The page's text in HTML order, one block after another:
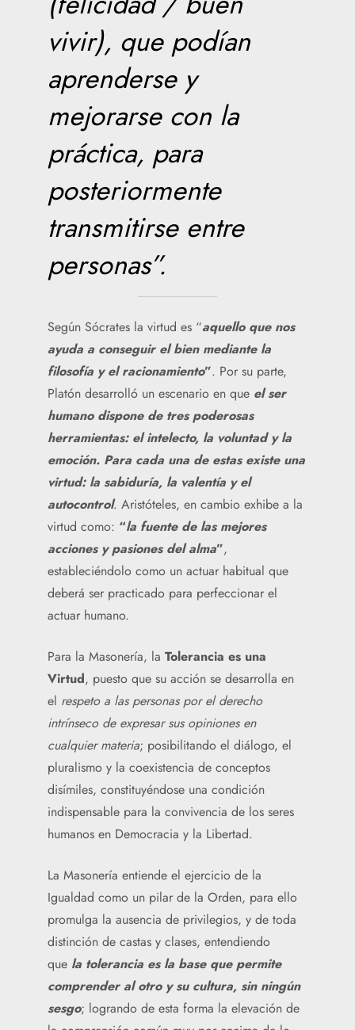
vivir), que podían
aprenderse y
mejorarse con la
práctica, para
posteriormente
transmitirse entre
personas”.
Según Sócrates la virtud es “aquello que nos
ayuda a conseguir el bien mediante la
filosofía y el racionamiento”. Por su parte,
Platón desarrolló un escenario en que el ser
humano dispone de tres poderosas
herramientas: el intelecto, la voluntad y la
emoción. Para cada una de estas existe una
virtud: la sabiduría, la valentía y el
autocontrol. Aristóteles, en cambio exhibe a la
virtud como: “la fuente de las mejores
acciones y pasiones del alma”,
estableciéndolo como un actuar habitual que
deberá ser practicado para perfeccionar el
actuar humano.
Para la Masonería, la Tolerancia es una
Virtud, puesto que su acción se desarrolla en
el respeto a las personas por el derecho
intrínseco de expresar sus opiniones en
cualquier materia; posibilitando el diálogo, el
pluralismo y la coexistencia de conceptos
disímiles, constituyéndose una condición
indispensable para la convivencia de los seres
humanos en Democracia y la Libertad.
La Masonería entiende el ejercicio de la
Igualdad como un pilar de la Orden, para ello
promulga la ausencia de privilegios, y de toda
distinción de castas y clases, entendiendo
que la tolerancia es la base que permite
comprender al otro y su cultura, sin ningún
sesgo; logrando de esta forma la elevación de